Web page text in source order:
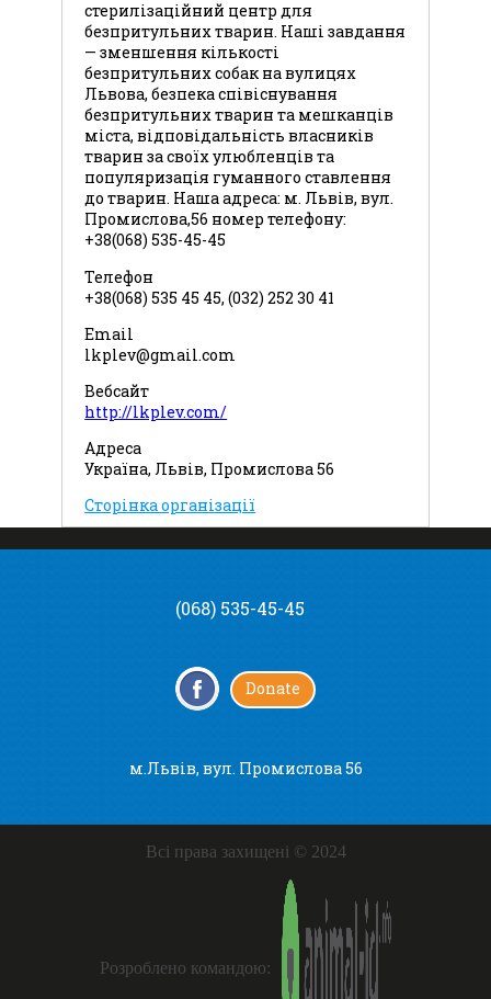
стерилізаційний центр для
безпритульних тварин. Наші завдання
— зменшення кількості
безпритульних собак на вулицях
Львова, безпека співіснування
безпритульних тварин та мешканців
міста, відповідальність власників
тварин за своїх улюбленців та
популяризація гуманного ставлення
до тварин. Наша адреса: м. Львів, вул.
Промислова,56 номер телефону:
+38(068) 535-45-45
Телефон
+38(068) 535 45 45, (032) 252 30 41
Email
lkplev@gmail.com
Вебсайт
http://lkplev.com/
Адреса
Україна, Львів, Промислова 56
Сторінка організації
(068) 535-45-45
Donate
м.Львів, вул. Промислова 56
Всі права захищені © 2024
Розроблено командою: